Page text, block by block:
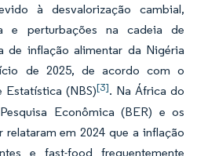
à desvalorização cambial,
e perturbações na cadeia de
de inflação alimentar da Nigéria
de 2025, de acordo com o
Estatística (NBS)[3]. Na África do
Econômica (BER) e os
em 2024 que a inflação
e fast-food frequentemente